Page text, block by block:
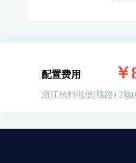
配置费用
浙江杭州电信(线路) 2核